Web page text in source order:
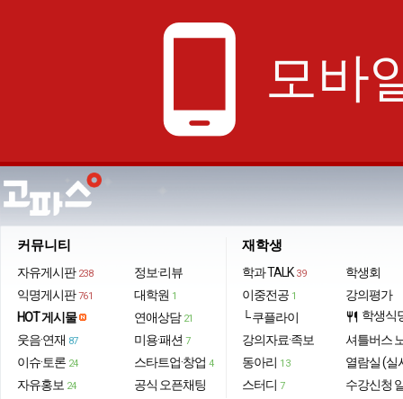
phone_android 모바
커뮤니티
자유게시판 238
익명게시판 761
HOT 게시물
웃음·연재 87
이슈·토론 24
자유홍보 24
정보·리뷰
대학원 1
연애상담 21
미용·패션 7
스타트업·창업 4
공식 오픈채팅
재학생
학과 TALK 39
이중전공 1
└ 쿠플라이
강의자료·족보
동아리 13
스터디 7
학생회
강의평가
restaurant 학생식
셔틀버스
열람실 (실
수강신청